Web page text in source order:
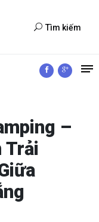
Tìm kiếm
–
Trải